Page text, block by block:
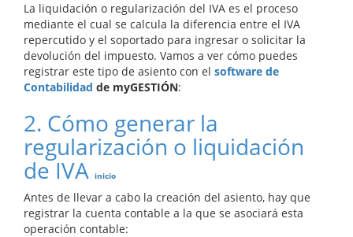
La liquidación o regularización del IVA es el proceso
mediante el cual se calcula la diferencia entre el IVA
repercutido y el soportado para ingresar o solicitar la
devolución del impuesto. Vamos a ver cómo puedes
registrar este tipo de asiento con el software de
Contabilidad de myGESTIÓN:
2. Cómo generar la
regularización o liquidación
de IVA inicio
Antes de llevar a cabo la creación del asiento, hay que
registrar la cuenta contable a la que se asociará esta
operación contable: